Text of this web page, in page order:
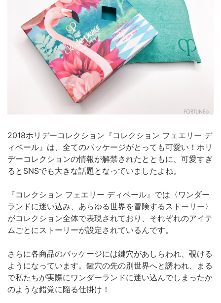
2018ホリデーコレクション『コレクション フェエリー デ
ィベール』は、全てのパッケージがとっても可愛い！ホリ
デーコレクションの情報が解禁されたとともに、可愛すぎ
るとSNSでも大きな話題となっていましたよね。
『コレクション フェエリー ディベール』では〈ワンダー
ランドに迷い込み、あらゆる世界を冒険するストーリー〉
がコレクション全体で表現されており、それぞれのアイテ
ムごとにストーリーが設定されているんです。
さらに各商品のパッケージには鍵穴があしらわれ、覗ける
ようになっています。鍵穴の先の別世界へと誘われ、まる
で私たちが実際にワンダーランドに迷い込んでしまったか
のような錯覚に陥る仕掛け！